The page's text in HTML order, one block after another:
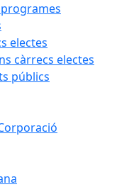
electes
càrrecs electes
públics